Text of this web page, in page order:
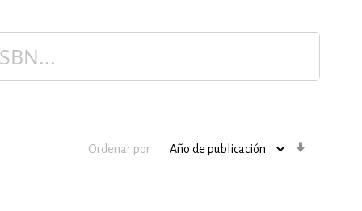
PLANIFICACIÓN
Ordenar por